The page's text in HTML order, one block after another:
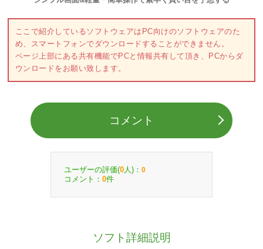
ここで紹介しているソフトウェアはPC向けのソフトウェアのた
め、スマートフォンでダウンロードすることができません。
ページ上部にある共有機能でPCと情報共有して頂き、PCからダ
ウンロードをお願い致します。
コメント
ユーザーの評価(0 人)： 0
コメント： 0件
ソフト詳細説明